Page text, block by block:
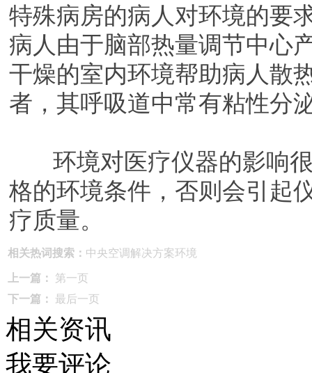
特殊病房的病人对环境的要
病人由于脑部热量调节中心
干燥的室内环境帮助病人散
者，其呼吸道中常有粘性分
环境对医疗仪器的影响很
格的环境条件，否则会引起
疗质量。
相关热词搜索： 中央空调 解决方案环境
上一篇：
第一页
下一篇： 最后一页
相关资讯
我要评论